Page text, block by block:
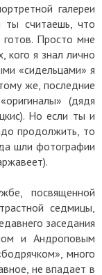
галереи
ты считаешь, что
Просто мне
кого я знал лично
«сидельцами» я
же, последние
(дядя
Но если ты и
продолжить, то
шли фотографии
посвященной
седмицы,
заседания
и Андроповым
много
не впадает в